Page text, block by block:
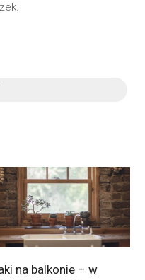
na balkonie – w